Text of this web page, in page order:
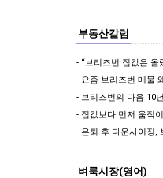
부동산칼럼
벼룩시장(영어)